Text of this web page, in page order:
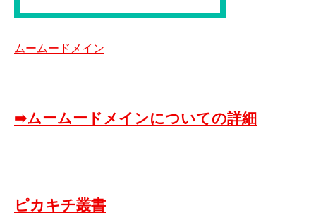
ムームードメイン
➡ムームードメインについての詳細
ピカキチ叢書